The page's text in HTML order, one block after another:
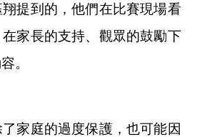
提到的，他們在比賽現場看
家長的支持、觀眾的鼓勵下
。
家庭的過度保護，也可能因